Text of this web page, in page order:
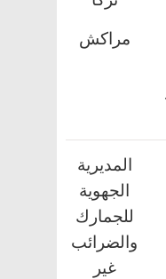
مراكش
المديرية
الجهوية
للجمارك
والضرائب
غير